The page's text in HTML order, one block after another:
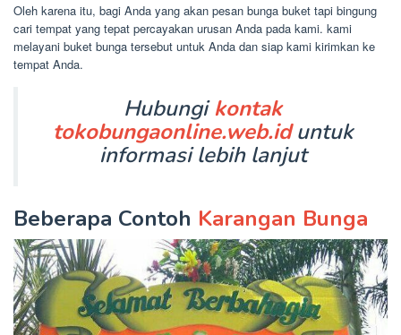
Oleh karena itu, bagi Anda yang akan pesan bunga buket tapi bingung
cari tempat yang tepat percayakan urusan Anda pada kami. kami
melayani buket bunga tersebut untuk Anda dan siap kami kirimkan ke
tempat Anda.
Hubungi kontak
tokobungaonline.web.iduntuk
informasi lebih lanjut
Beberapa Contoh Karangan Bunga